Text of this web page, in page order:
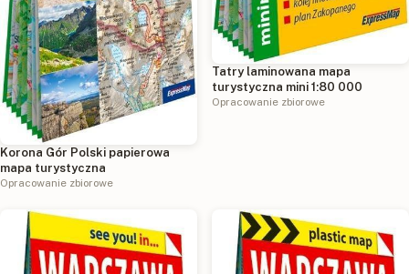
Korona Gór Polski papierowa
mapa turystyczna
Opracowanie zbiorowe
Tatry laminowana mapa
turystyczna mini 1:80 000
Opracowanie zbiorowe